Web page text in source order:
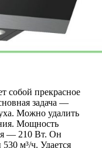
собой прекрасное
задача —
Можно удалить
Мощность
— 210 Вт. Он
м³/ч. Удается